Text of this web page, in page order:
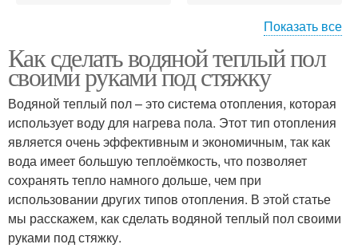
Однотрубная система Жидкости в системе
Воды в системе Система для отвода
Иглофильтровальные
системы
Показать все
Как сделать водяной теплый пол
своими руками под стяжку
Водяной теплый пол – это система отопления, которая
использует воду для нагрева пола. Этот тип отопления
является очень эффективным и экономичным, так как
вода имеет большую теплоёмкость, что позволяет
сохранять тепло намного дольше, чем при
использовании других типов отопления. В этой статье
мы расскажем, как сделать водяной теплый пол своими
руками под стяжку.